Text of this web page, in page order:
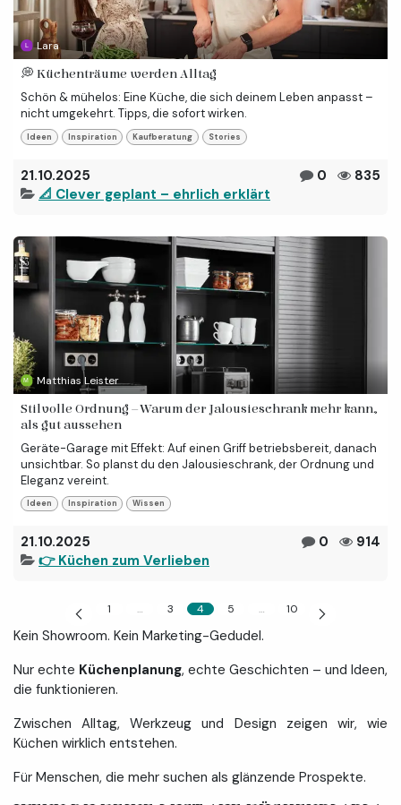
Lara
💭 Küchenträume werden Alltag
Schön & mühelos: Eine Küche, die sich deinem Leben anpasst –
nicht umgekehrt. Tipps, die sofort wirken.
Ideen Inspiration Kaufberatung Stories
21.10.2025 0
835
📐 Clever geplant – ehrlich erklärt
Matthias Leister
Stilvolle Ordnung – Warum der Jalousieschrank mehr kann,
als gut aussehen
Geräte-Garage mit Effekt: Auf einen Griff betriebsbereit, danach
unsichtbar. So planst du den Jalousieschrank, der Ordnung und
Eleganz vereint.
Ideen Inspiration Wissen
21.10.2025 0
914
👉 Küchen zum Verlieben
1 … 3 4 5 … 10
Kein Showroom. Kein Marketing-Gedudel.
Nur echte Küchenplanung, echte Geschichten – und Ideen,
die funktionieren.
Zwischen Alltag, Werkzeug und Design zeigen wir, wie
Küchen wirklich entstehen.
Für Menschen, die mehr suchen als glänzende Prospekte.